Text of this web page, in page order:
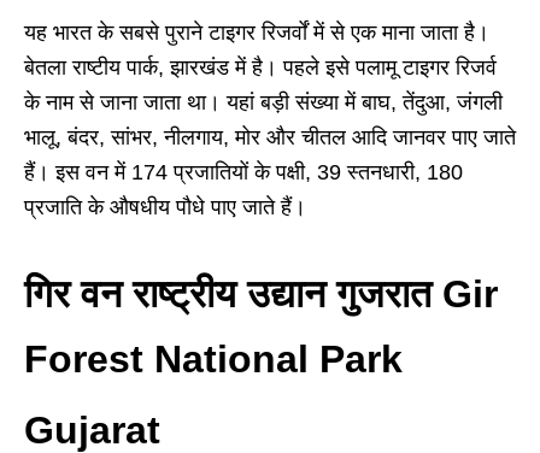
यह भारत के सबसे पुराने टाइगर रिजर्वों में से एक माना जाता है।
बेतला राष्टीय पार्क, झारखंड में है। पहले इसे पलामू टाइगर रिजर्व
के नाम से जाना जाता था। यहां बड़ी संख्या में बाघ, तेंदुआ, जंगली
भालू, बंदर, सांभर, नीलगाय, मोर और चीतल आदि जानवर पाए जाते
हैं। इस वन में 174 प्रजातियों के पक्षी, 39 स्तनधारी, 180
प्रजाति के औषधीय पौधे पाए जाते हैं।
गिर वन राष्ट्रीय उद्यान गुजरात Gir
Forest National Park
Gujarat